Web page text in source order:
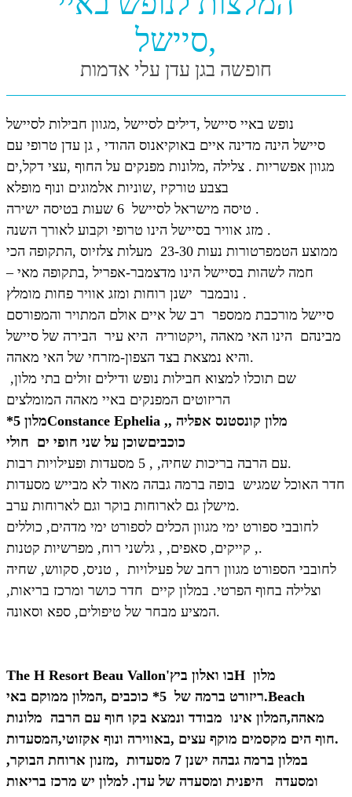
סיישל,
חופשה בגן עדן עלי אדמות
נופש באיי סיישל ,דילים לסיישל ,מגוון חבילות לסיישל
סיישל הינה מדינה איים באוקיאנוס ההודי , גן עדן טרופי עם
מגוון אפשריות . צלילה ,מלונות מפנקים על החוף ,עצי דקל,ים
בצבע טורקיז ,שוניות אלמוגים ונוף מופלא
טיסה מישראל לסיישל 6 שעות בטיסה ישירה .
מזג אוויר בסיישל הינו טרופי וקבוע לאורך השנה .
ממוצע הטמפרטורות נעות 23-30 מעלות צלזיוס ,התקופה הכי
חמה לשהות בסיישל הינו מדצמבר-אפריל ,בתקופה מאי –
נובמבר ישנן רוחות ומזג אוויר פחות מומלץ .
סיישל מורכבת ממספר רב של איים אולם המתויר והמפורסם
מבינהם הינו האי מאהה ,ויקטוריה היא עיר הבירה של סיישל
והיא נמצאת בצד הצפון-מזרחי של האי מאהה.
,שם תוכלו למצוא חבילות נופש ודילים זולים בתי מלון
הריזוטים המפנקים באיי מאהה המומלצים
מלון קונסטנס אפליה ,
,
Constance Ephelia
מלון 5*
כוכביםשוכן על שני חופי ים חולי
עם הרבה בריכות שחיה, , 5 מסעדות ופעילויות רבות.
חדר האוכל שמגיש בופה ברמה גבהה מאוד לא מבייש מסעדות
מישלן גם לארוחות בוקר וגם לארוחות ערב.
לחובבי ספורט ימי מגוון הכלים לספורט ימי מדהים, כוללים
קייקים, סאפים, , גלשני רוח, מפרשיות קטנות,.
לחובבי הספורט מגוון רחב של פעילויות , טניס, סקווש, שחיה
וצלילה בחוף הפרטי. במלון קיים חדר כושר ומרכז בריאות,
המציע מבחר של טיפולים, ספא וסאונה.
מלון Hבו ואלון ביץ'The H Resort Beau Vallon
Beach
.
ריזורט ברמה של 5* כוכבים ,המלון ממוקם באי
מאהה,המלון אינו מבודד ונמצא בקו חוף עם הרבה מלונות
.חוף הים מקסמים מוקף עצים ,באווירה ונוף אקזוטי,המסעדות
במלון ברמה גבהה ישנן 7 מסעדות ,
מזנון ארוחת הבוקר,
ומסעדה היפנית ומסעדה של עדן. למלון יש מרכז בריאות